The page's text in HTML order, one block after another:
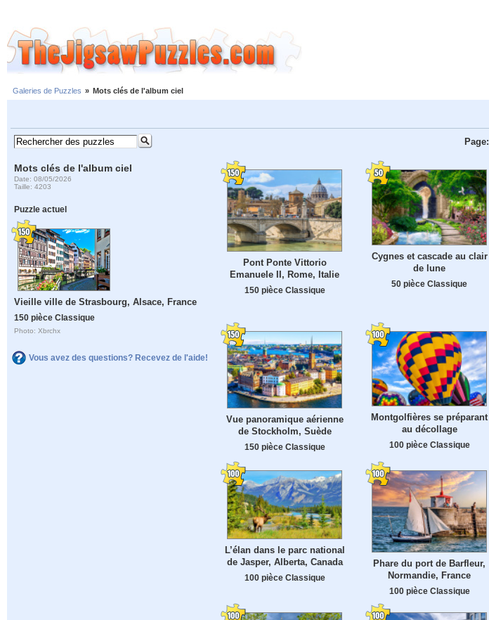
Galeries de Puzzles » Mots clés de l'album ciel
Mots clés de l'album ciel
Date: 08/05/2026
Taille: 4203
Puzzle actuel
Vieille ville de Strasbourg, Alsace, France
150 pièce Classique
Photo: Xbrchx
Vous avez des questions? Recevez de l'aide!
Page:
Pont Ponte Vittorio
Emanuele II, Rome, Italie
150 pièce Classique
Cygnes et cascade au clair
de lune
50 pièce Classique
Vue panoramique aérienne
de Stockholm, Suède
150 pièce Classique
Montgolfières se préparant
au décollage
100 pièce Classique
L’élan dans le parc national
de Jasper, Alberta, Canada
100 pièce Classique
Phare du port de Barfleur,
Normandie, France
100 pièce Classique